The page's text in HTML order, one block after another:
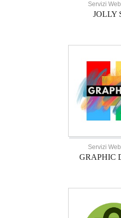
Servizi
JOLLY
Servizi
GRAPHIC